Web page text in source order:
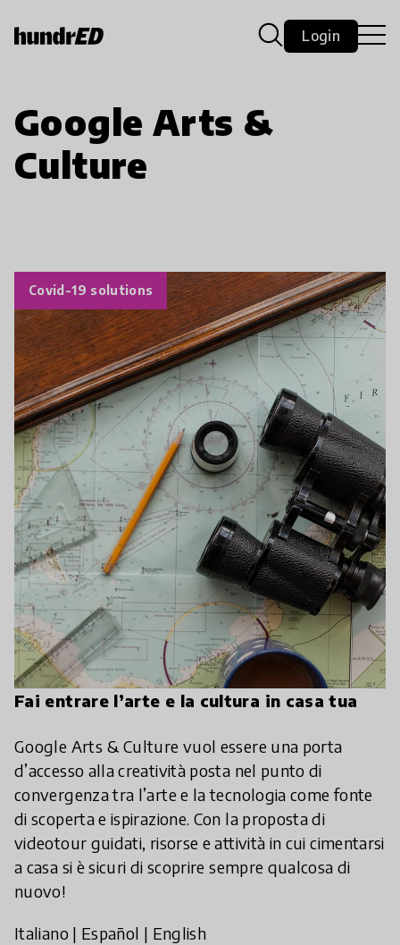
Login
Google Arts &
Culture
Fai entrare l’arte e la cultura in casa tua
Google Arts & Culture vuol essere una porta
d’accesso alla creatività posta nel punto di
convergenza tra l’arte e la tecnologia come fonte
di scoperta e ispirazione. Con la proposta di
videotour guidati, risorse e attività in cui cimentarsi
a casa si è sicuri di scoprire sempre qualcosa di
nuovo!
Italiano | Español | English
Covid-19 solutions